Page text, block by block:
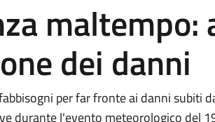
maltempo:
dei danni
per far fronte ai danni subiti
durante l'evento meteorologico del